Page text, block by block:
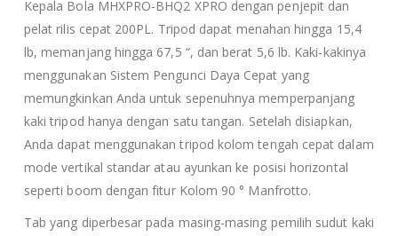
Kepala Bola MHXPRO-BHQ2 XPRO dengan penjepit dan
pelat rilis cepat 200PL. Tripod dapat menahan hingga 15,4
lb, memanjang hingga 67,5 “, dan berat 5,6 lb. Kaki-kakinya
menggunakan Sistem Pengunci Daya Cepat yang
memungkinkan Anda untuk sepenuhnya memperpanjang
kaki tripod hanya dengan satu tangan. Setelah disiapkan,
Anda dapat menggunakan tripod kolom tengah cepat dalam
mode vertikal standar atau ayunkan ke posisi horizontal
seperti boom dengan fitur Kolom 90 ° Manfrotto.
Tab yang diperbesar pada masing-masing pemilih sudut kaki